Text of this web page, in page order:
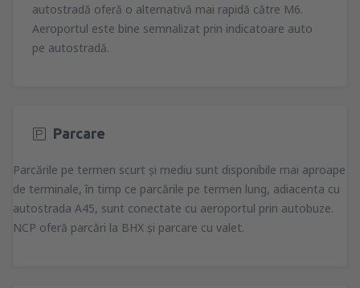
autostradă oferă o alternativă mai rapidă către M6.
Aeroportul este bine semnalizat prin indicatoare auto
pe autostradă.
Parcare
Parcările pe termen scurt şi mediu sunt disponibile mai aproape
de terminale, în timp ce parcările pe termen lung, adiacenta cu
autostrada A45, sunt conectate cu aeroportul prin autobuze.
NCP oferă parcări la BHX şi parcare cu valet.